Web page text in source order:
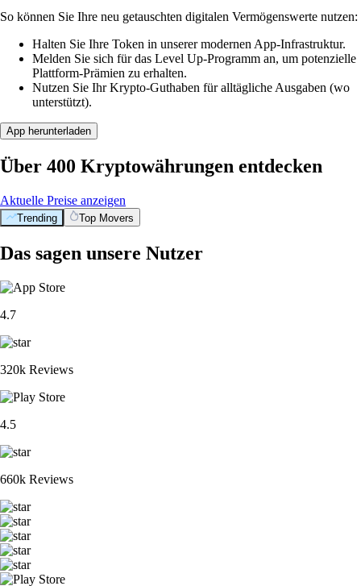
So können Sie Ihre neu getauschten digitalen Vermögenswerte nutzen:
Halten Sie Ihre Token in unserer modernen App-Infrastruktur.
Melden Sie sich für das Level Up-Programm an, um potenzielle
Plattform-Prämien zu erhalten.
Nutzen Sie Ihr Krypto-Guthaben für alltägliche Ausgaben (wo
unterstützt).
App herunterladen
Über 400 Kryptowährungen entdecken
Aktuelle Preise anzeigen
Trending Top Movers
Das sagen unsere Nutzer
4.7
320k Reviews
4.5
660k Reviews